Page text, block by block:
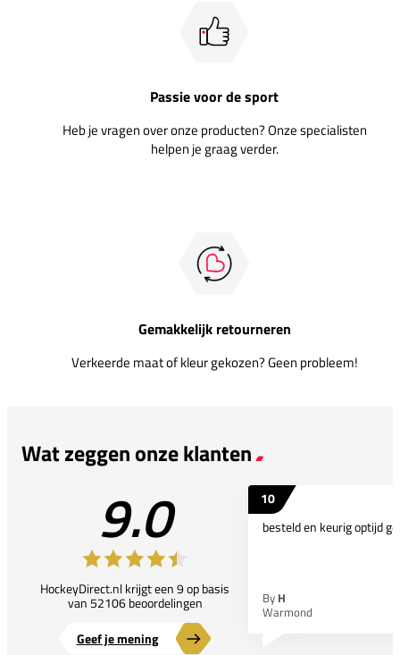
Passie voor de sport
Heb je vragen over onze producten? Onze specialisten
helpen je graag verder.
Gemakkelijk retourneren
Verkeerde maat of kleur gekozen? Geen probleem!
Wat zeggen onze klanten
9.0
HockeyDirect.nl krijgt een 9 op basis
van 52106 beoordelingen
Geef je mening
10
besteld en keurig optijd
By H
Warmond